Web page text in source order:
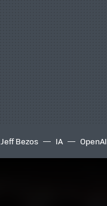
Jeff Bezos IA OpenAI